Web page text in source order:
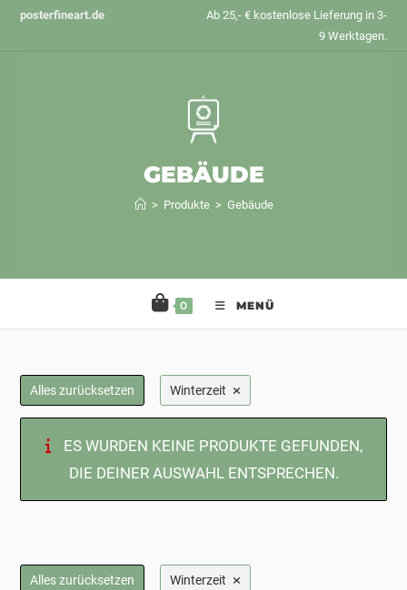
Zumposterfineart.de
Ab 25,- € kostenlose Lieferung in 3-
9 Werktagen.
GEBÄUDE
> Produkte > Gebäude
0 MENÜ
Alles zurücksetzen Winterzeit ×
ES WURDEN KEINE PRODUKTE GEFUNDEN,
DIE DEINER AUSWAHL ENTSPRECHEN.
Alles zurücksetzen Winterzeit ×